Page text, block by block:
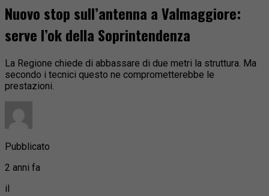
Nuovo stop sull’antenna a Valmaggiore:
serve l’ok della Soprintendenza
La Regione chiede di abbassare di due metri la struttura. Ma
secondo i tecnici questo ne comprometterebbe le
prestazioni.
Pubblicato
2 anni fa
il